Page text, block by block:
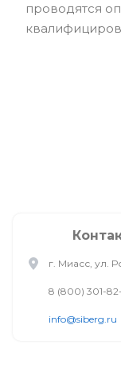
проводятся
г. Миасс, ул.
8 (800) 301-
info@siberg.ru